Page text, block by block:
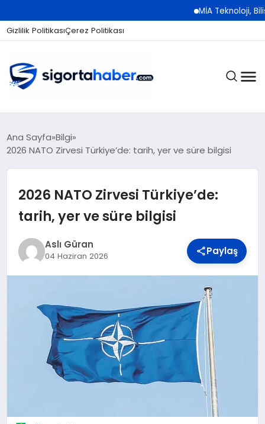
MİA Teknoloji, Bilişim
Gizlilik PolitikasıÇerez Politikası
SIGORTA
EKONOMI
BILIM VE TEKNOLOJI
OTOMOBIL
Ana Sayfa Bilgi
2026 NATO Zirvesi Türkiye’de: tarih, yer ve süre bilgisi
2026 NATO Zirvesi Türkiye’de:
tarih, yer ve süre bilgisi
Aslı Güran
04 Haziran 2026 Paylaş